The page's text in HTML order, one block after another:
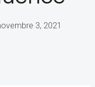
3, 2021